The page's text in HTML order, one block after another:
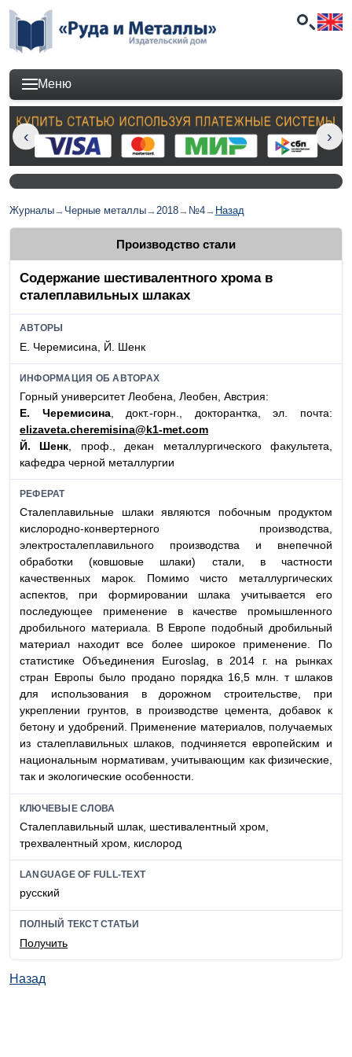
Меню
Журналы→ Черные металлы→2018→ №4→ Назад
Производство стали
Содержание шестивалентного хрома в
сталеплавильных шлаках
АВТОРЫ
Е. Черемисина, Й. Шенк
ИНФОРМАЦИЯ ОБ АВТОРАХ
Горный университет Леобена, Леобен, Австрия:
Е. Черемисина, докт.-горн., докторантка, эл. почта:
elizaveta.cheremisina@k1-met.com
Й. Шенк , проф., декан металлургического факультета,
кафедра черной металлургии
РЕФЕРАТ
Сталеплавильные шлаки являются побочным продуктом
кислородно-конвертерного производства,
электросталеплавильного производства и внепечной
обработки (ковшовые шлаки) стали, в частности
качественных марок. Помимо чисто металлургических
аспектов, при формировании шлака учитывается его
последующее применение в качестве промышленного
дробильного материала. В Европе подобный дробильный
материал находит все более широкое применение. По
статистике Объединения Euroslag, в 2014 г. на рынках
стран Европы было продано порядка 16,5 млн. т шлаков
для использования в дорожном строительстве, при
укреплении грунтов, в производстве цемента, добавок к
бетону и удобрений. Применение материалов, получаемых
из сталеплавильных шлаков, подчиняется европейским и
национальным нормативам, учитывающим как физические,
так и экологические особенности.
КЛЮЧЕВЫЕ СЛОВА
Сталеплавильный шлак, шестивалентный хром,
трехвалентный хром, кислород
LANGUAGE OF FULL-TEXT
русский
ПОЛНЫЙ ТЕКСТ СТАТЬИ
Получить
Назад